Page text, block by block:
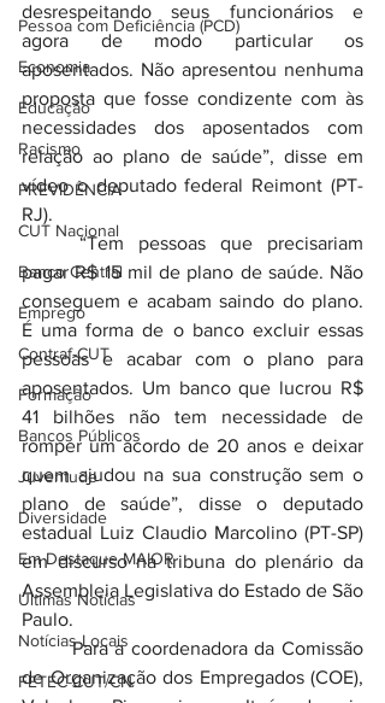
Pessoa com Deficiência (PCD)
Economia
Educação
Racismo
PREVIDÊNCIA
CUT Nacional
Banco Central
Emprego
Contraf-CUT
Formação
Bancos Públicos
Juventude
Diversidade
Em Destaque MAIOR
Últimas Notícias
Notícias Locais
FETEC-CUT/CN
desrespeitando seus funcionários e
agora de modo particular os
aposentados. Não apresentou nenhuma
proposta que fosse condizente com às
necessidades dos aposentados com
relação ao plano de saúde”, disse em
vídeo o deputado federal Reimont (PT-
RJ).
	“Tem pessoas que precisariam
pagar R$ 15 mil de plano de saúde. Não
conseguem e acabam saindo do plano.
É uma forma de o banco excluir essas
pessoas e acabar com o plano para
aposentados. Um banco que lucrou R$
41 bilhões não tem necessidade de
romper um acordo de 20 anos e deixar
quem ajudou na sua construção sem o
plano de saúde”, disse o deputado
estadual Luiz Claudio Marcolino (PT-SP)
em discurso na tribuna do plenário da
Assembleia Legislativa do Estado de São
Paulo.
	Para a coordenadora da Comissão
de Organização dos Empregados (COE),